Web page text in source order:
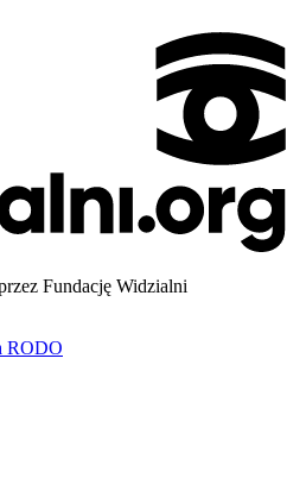
Fundację Widzialni
RODO